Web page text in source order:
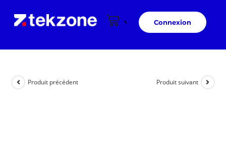
Connexion
Produit précédent Produit suivant